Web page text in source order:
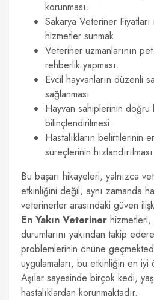
korunması.
Sakarya Veteriner
hizmetler sunmak.
Veteriner uzmanlarının
rehberlik yapması.
Evcil hayvanların düzenli
sağlanması.
Hayvan sahiplerinin
bilinçlendirilmesi.
Hastalıkların belirtilerinin
süreçlerinin hızlandırılması.
Bu başarı hikayeleri, yalnızca
etkinliğini değil, aynı zamanda
veterinerler arasındaki güven
En Yakın Veteriner hizmetleri,
durumlarını yakından takip
problemlerinin önüne
uygulamaları, bu etkinliğin en
Aşılar sayesinde birçok kedi,
hastalıklardan korunmaktadır.